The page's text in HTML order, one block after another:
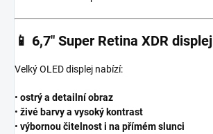
📱 6,7″ Super Retina XDR displej
Velký OLED displej nabízí:
• ostrý a detailní obraz
• živé barvy a vysoký kontrast
• výbornou čitelnost i na přímém slunci